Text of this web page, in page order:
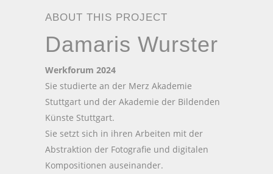
ABOUT THIS PROJECT
Damaris Wurster
Werkforum 2024
Sie studierte an der Merz Akademie
Stuttgart und der Akademie der Bildenden
Künste Stuttgart.
Sie setzt sich in ihren Arbeiten mit der
Abstraktion der Fotografie und digitalen
Kompositionen auseinander.